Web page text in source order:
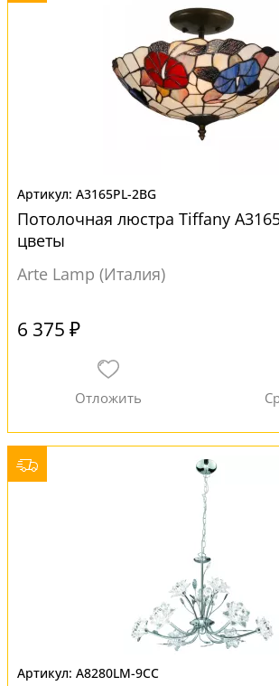
A3165PL-2BG
Потолочная люстра Tiffany
цветы
Arte Lamp (Италия)
6 375 ₽
A8280LM-9CC